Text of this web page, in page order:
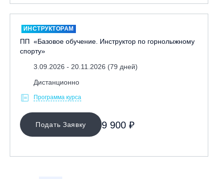
ИНСТРУКТОРАМ
ПП «Базовое обучение. Инструктор по горнолыжному
спорту»
3.09.2026 - 20.11.2026 (79 дней)
Дистанционно
Программа курса
Подать Заявку 9 900 ₽